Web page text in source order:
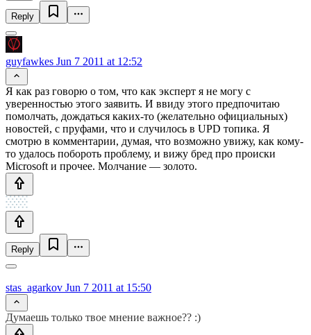
Reply
guyfawkes Jun 7 2011 at 12:52
Я как раз говорю о том, что как эксперт я не могу с
уверенностью этого заявить. И ввиду этого предпочитаю
помолчать, дождаться каких-то (желательно официальных)
новостей, с пруфами, что и случилось в UPD топика. Я
смотрю в комментарии, думая, что возможно увижу, как кому-
то удалось побороть проблему, и вижу бред про происки
Microsoft и прочее. Молчание — золото.
Reply
stas_agarkov Jun 7 2011 at 15:50
Думаешь только твое мнение важное?? :)